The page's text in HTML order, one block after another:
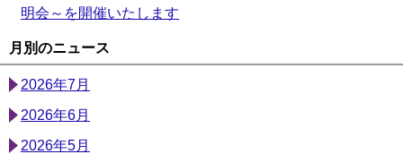
明会～を開催いたします
月別のニュース
2026年7月
2026年6月
2026年5月